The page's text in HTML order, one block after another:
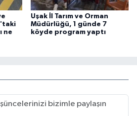
ne
Uşak İl Tarım ve Orman
Müdürlüğü, 1 günde 7
köyde program yaptı